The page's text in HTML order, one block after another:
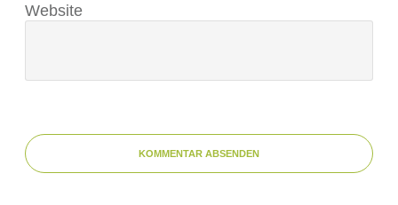
Website
KOMMENTAR ABSENDEN